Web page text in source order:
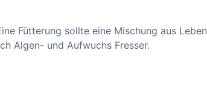
Fütterung sollte eine Mischung aus
Algen- und Aufwuchs Fresser.